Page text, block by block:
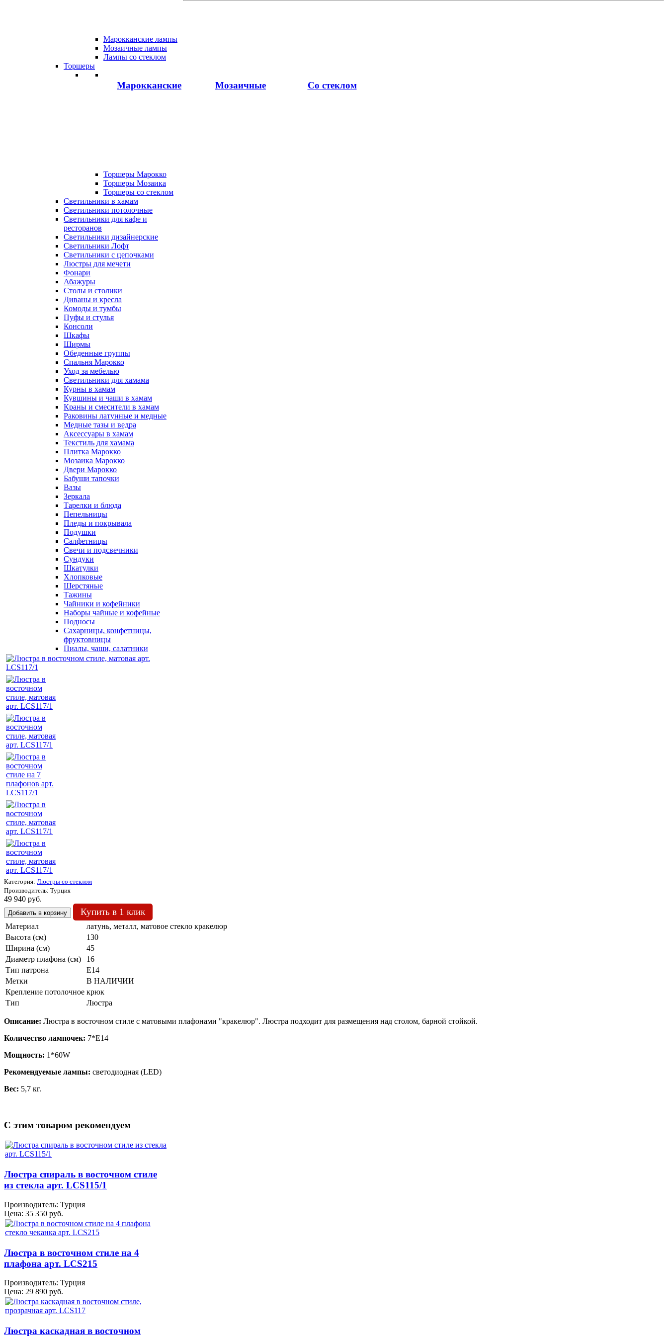
Марокканские лампы
Мозаичные лампы
Лампы со стеклом
Торшеры
Марокканские Мозаичные Со стеклом
Торшеры Марокко
Торшеры Мозаика
Торшеры со стеклом
Светильники в хамам
Светильники потолочные
Светильники для кафе и
ресторанов
Светильники дизайнерские
Светильники Лофт
Светильники с цепочками
Люстры для мечети
Фонари
Абажуры
Столы и столики
Диваны и кресла
Комоды и тумбы
Пуфы и стулья
Консоли
Шкафы
Ширмы
Обеденные группы
Спальня Марокко
Уход за мебелью
Светильники для хамама
Курны в хамам
Кувшины и чаши в хамам
Краны и смесители в хамам
Раковины латунные и медные
Медные тазы и ведра
Аксессуары в хамам
Текстиль для хамама
Плитка Марокко
Мозаика Марокко
Двери Марокко
Бабуши тапочки
Вазы
Зеркала
Тарелки и блюда
Пепельницы
Пледы и покрывала
Подушки
Салфетницы
Свечи и подсвечники
Сундуки
Шкатулки
Хлопковые
Шерстяные
Тажины
Чайники и кофейники
Наборы чайные и кофейные
Подносы
Сахарницы, конфетницы,
фруктовницы
Пиалы, чаши, салатники
Категория: Люстры со стеклом
Производитель: Турция
49 940 руб.
Купить в 1 клик
Материал
латунь, металл, матовое стекло кракелюр
Высота (см)
130
Ширина (см)
45
Диаметр плафона (см)
16
Тип патрона
Е14
Метки
В НАЛИЧИИ
Крепление потолочное крюк
Тип
Люстра
Описание: Люстра в восточном стиле с матовыми плафонами "кракелюр". Люстра подходит для размещения над столом, барной стойкой.
Количество лампочек: 7*Е14
Мощность: 1*60W
Рекомендуемые лампы: светодиодная (LED)
Вес: 5,7 кг.
C этим товаром рекомендуем
Люстра спираль в восточном стиле
из стекла арт. LCS115/1
Производитель: Турция
Цена: 35 350 руб.
Люстра в восточном стиле на 4
плафона арт. LCS215
Производитель: Турция
Цена: 29 890 руб.
Люстра каскадная в восточном